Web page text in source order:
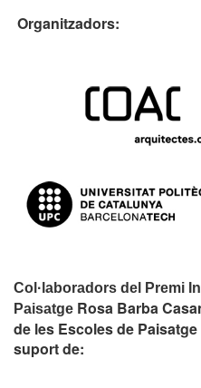
Col·laboradors del Premi
Paisatge Rosa Barba
de les Escoles de
suport de: